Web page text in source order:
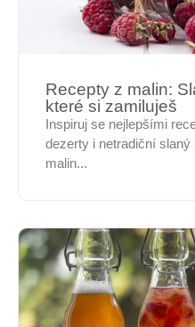
Recepty z malin:
které si zamiluješ
Inspiruj se nejlepšími
dezerty i netradiční
malin...